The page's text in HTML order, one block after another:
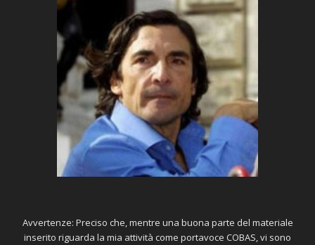
Avvertenze: Preciso che, mentre una buona parte del materiale
inserito riguarda la mia attività come portavoce COBAS, vi sono